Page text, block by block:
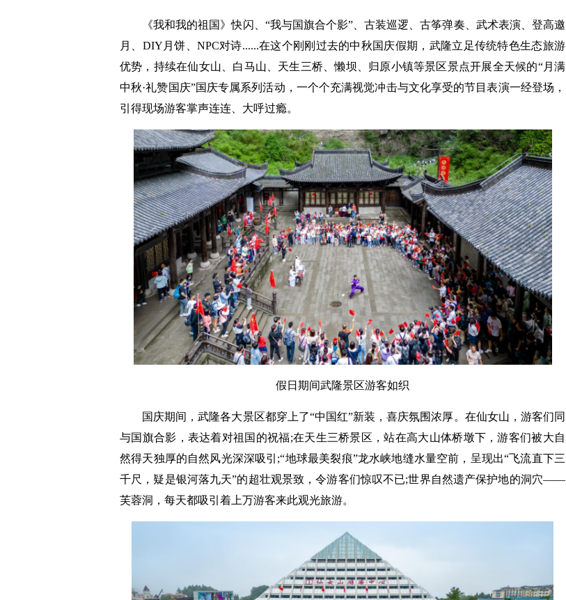
《我和我的祖国》快闪、“我与国旗合个影”、古装巡逻、古筝弹奏、武术表演、登高邀
月、DIY月饼、NPC对诗......在这个刚刚过去的中秋国庆假期，武隆立足传统特色生态旅游
优势，持续在仙女山、白马山、天生三桥、懒坝、归原小镇等景区景点开展全天候的“月满
中秋·礼赞国庆”国庆专属系列活动，一个个充满视觉冲击与文化享受的节目表演一经登场，
引得现场游客掌声连连、大呼过瘾。
假日期间武隆景区游客如织
国庆期间，武隆各大景区都穿上了“中国红”新装，喜庆氛围浓厚。在仙女山，游客们同
与国旗合影，表达着对祖国的祝福;在天生三桥景区，站在高大山体桥墩下，游客们被大自
然得天独厚的自然风光深深吸引;“地球最美裂痕”龙水峡地缝水量空前，呈现出“飞流直下三
千尺，疑是银河落九天”的超壮观景致，令游客们惊叹不已;世界自然遗产保护地的洞穴——
芙蓉洞，每天都吸引着上万游客来此观光旅游。